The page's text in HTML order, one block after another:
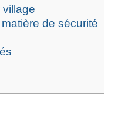
de sécurité